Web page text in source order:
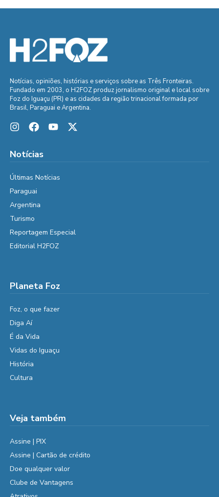
Notícias, opiniões, histórias e serviços sobre as Três Fronteiras.
Fundado em 2003, o H2FOZ produz jornalismo original e local sobre
Foz do Iguaçu (PR) e as cidades da região trinacional formada por
Brasil, Paraguai e Argentina.
Notícias
Últimas Notícias
Paraguai
Argentina
Turismo
Reportagem Especial
Editorial H2FOZ
Planeta Foz
Foz, o que fazer
Diga Aí
É da Vida
Vidas do Iguaçu
História
Cultura
Veja também
Assine | PIX
Assine | Cartão de crédito
Doe qualquer valor
Clube de Vantagens